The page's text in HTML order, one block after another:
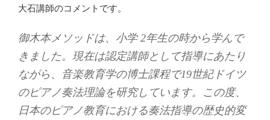
大石講師のコメントです。
御木本メソッドは、小学 2年生の時から学んで
きました。現在は認定講師として指導にあたり
ながら、音楽教育学の博士課程で19世紀ドイツ
のピアノ奏法理論を研究しています。この度、
日本のピアノ教育における奏法指導の歴史的変